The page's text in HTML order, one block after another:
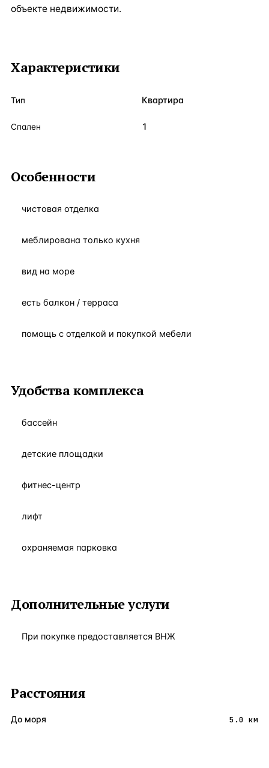
объекте недвижимости.
Характеристики
Тип Квартира
Спален 1
Особенности
чистовая отделка
меблирована только кухня
вид на море
есть балкон / терраса
помощь с отделкой и покупкой мебели
Удобства комплекса
бассейн
детские площадки
фитнес-центр
лифт
охраняемая парковка
Дополнительные услуги
При покупке предоставляется ВНЖ
Расстояния
До моря 5.0 км